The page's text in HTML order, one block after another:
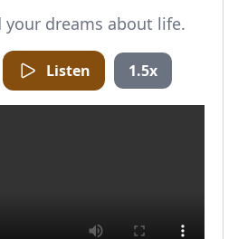
your dreams about life.
Listen 1.5x